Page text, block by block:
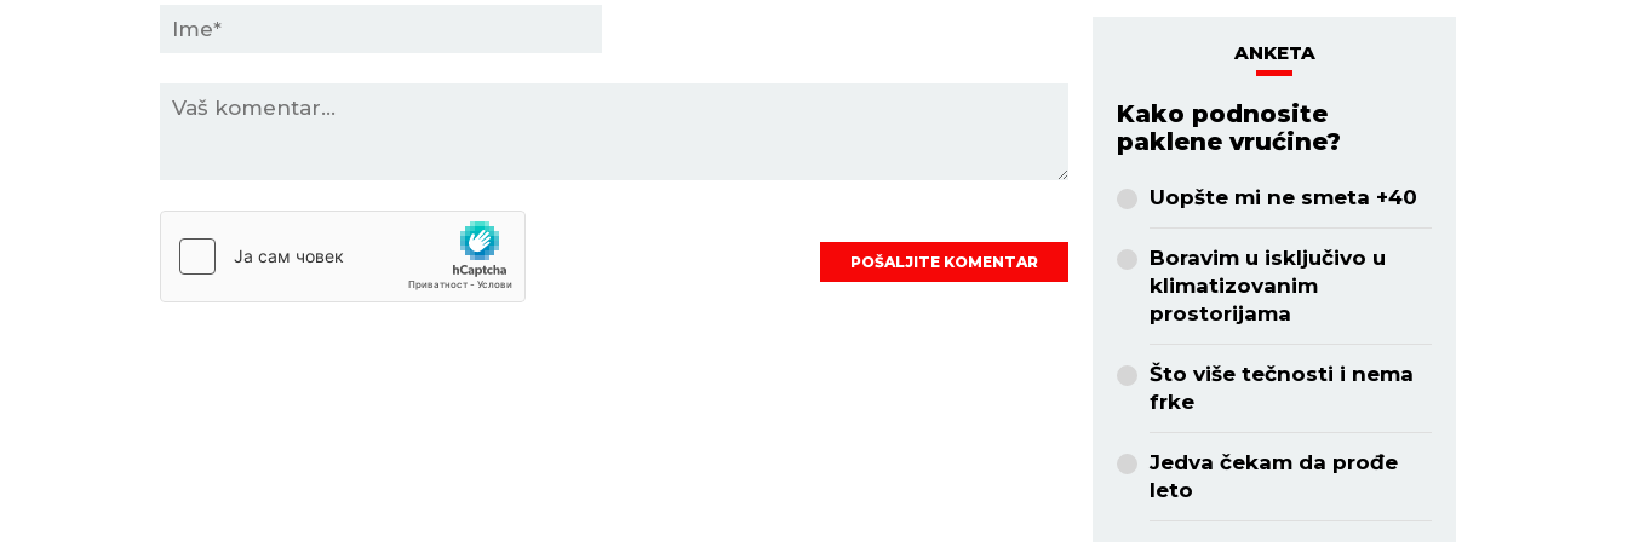
POŠALJITE KOMENTAR
ANKETA
Kako podnosite
paklene vrućine?
Uopšte mi ne smeta +40
Boravim u isključivo u
klimatizovanim
prostorijama
Što više tečnosti i nema
frke
Jedva čekam da prođe
leto